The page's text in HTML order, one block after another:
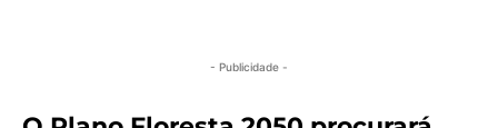
- Publicidade -